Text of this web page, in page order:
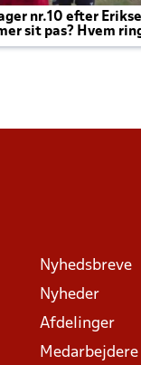
nr.10 efter
sit pas? Hvem
til efter kampe?
Nyhedsbreve
Nyheder
Afdelinger
Medarbejdere